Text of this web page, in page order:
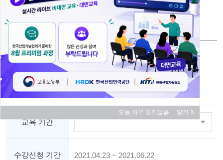
교육신청
과정명 비전공자를 위한 용접 공정 실무
교육 대상 중소기업
교육 기간
수강신청 기간 2021.04.23 ~ 2021.06.22
오늘 하루 열지않음 닫기 X